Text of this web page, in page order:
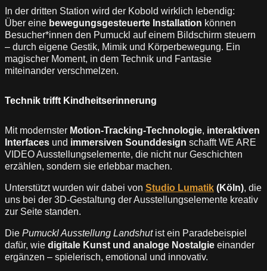
In der dritten Station wird der Kobold wirklich lebendig:
Über eine bewegungsgesteuerte Installation können
Besucher*innen den Pumuckl auf einem Bildschirm steuern
– durch eigene Gestik, Mimik und Körperbewegung. Ein
magischer Moment, in dem Technik und Fantasie
miteinander verschmelzen.
Technik trifft Kindheitserinnerung
Mit modernster Motion-Tracking-Technologie, interaktiven
Interfaces und immersiven Sounddesign schafft WE ARE
VIDEO Ausstellungselemente, die nicht nur Geschichten
erzählen, sondern sie erlebbar machen.
Unterstützt wurden wir dabei von Studio Lumatik (Köln), die
uns bei der 3D-Gestaltung der Ausstellungselemente kreativ
zur Seite standen.
Die Pumuckl Ausstellung Landshutist ein Paradebeispiel
dafür, wie digitale Kunst und analoge Nostalgie einander
ergänzen – spielerisch, emotional und innovativ.